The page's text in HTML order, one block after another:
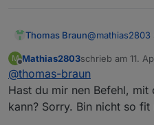
Thomas Braun@mathias2803
Wie sehen die
M
Offline
Mathias2803schrieb am 11.
zuletzt editiert
@thomas-braun
Hast du mir nen Befehl,
kann? Sorry. Bin nicht so fit